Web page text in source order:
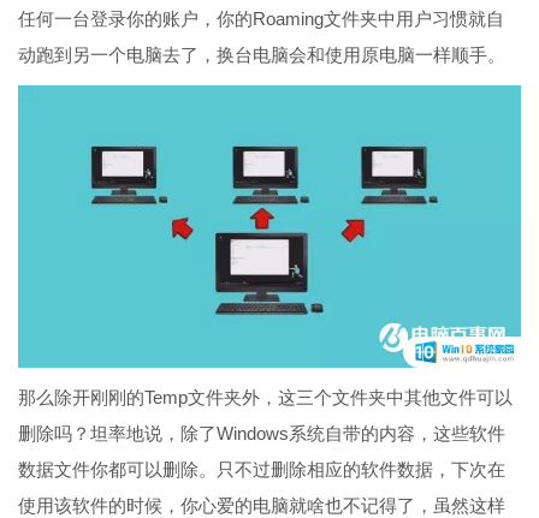
任何一台登录你的账户，你的Roaming文件夹中用户习惯就自
动跑到另一个电脑去了，换台电脑会和使用原电脑一样顺手。
那么除开刚刚的Temp文件夹外，这三个文件夹中其他文件可以
删除吗？坦率地说，除了Windows系统自带的内容，这些软件
数据文件你都可以删除。只不过删除相应的软件数据，下次在
使用该软件的时候，你心爱的电脑就啥也不记得了，虽然这样